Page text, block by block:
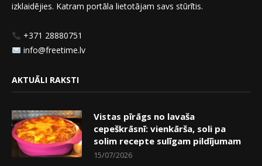
izklaidējies. Katram portāla lietotājam savs stūrītis.
+371 28880751
info@freetime.lv
AKTUĀLI RAKSTI
Vistas pīrāgs no lavaša
cepeškrāsnī: vienkārša, soli pa
solim recepte sulīgam pildījumam
15/07/2026